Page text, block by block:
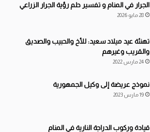
الجرار في المنام و تفسير حلم رؤية الجرار الزراعي
28 مايو 2026
تهنئة عيد ميلاد سعيد: للأخ والحبيب والصديق
والقريب وغيرهم
24 مارس 2022
نموذج عريضة إلى وكيل الجمهورية
19 مارس 2023
قيادةوركوب الدراجة النارية في المنام